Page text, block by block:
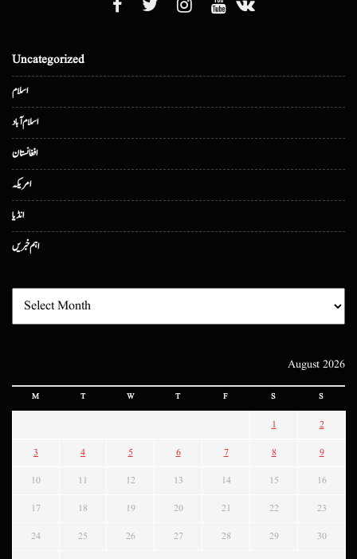
Uncategorized
اسلام
اسلام آباد
افغانستان
امریکہ
انڈیا
اہم خبریں
August 2026
M T W T F S S
1 2
3 4 5 6 7 8 9
10 11 12 13 14 15 16
17 18 19 20 21 22 23
24 25 26 27 28 29 30